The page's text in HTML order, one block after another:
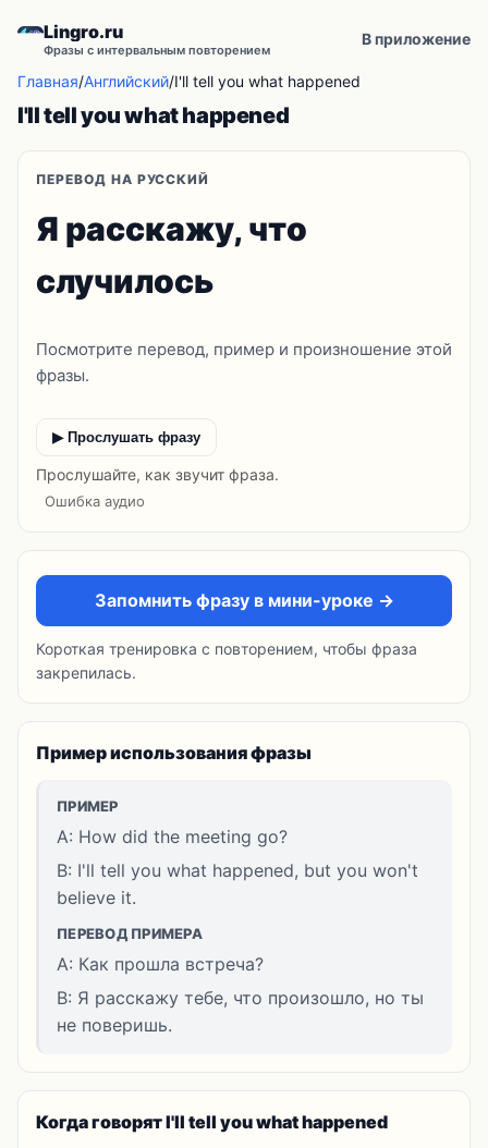
Lingro.ru
Фразы с интервальным повторением
В приложение
Главная/Английский/I'll tell you what happened
I'll tell you what happened
ПЕРЕВОД НА РУССКИЙ
Я расскажу, что
случилось
Посмотрите перевод, пример и произношение этой
фразы.
▶ Прослушать фразу
Прослушайте, как звучит фраза.
Ошибка аудио
Запомнить фразу в мини-уроке →
Короткая тренировка с повторением, чтобы фраза
закрепилась.
Пример использования фразы
ПРИМЕР
A: How did the meeting go?
B: I'll tell you what happened, but you won't
believe it.
ПЕРЕВОД ПРИМЕРА
A: Как прошла встреча?
B: Я расскажу тебе, что произошло, но ты
не поверишь.
Когда говорят I'll tell you what happened